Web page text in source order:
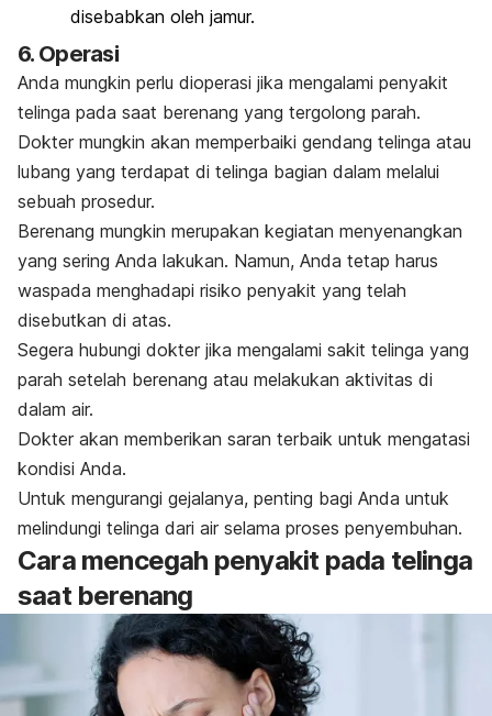
disebabkan oleh jamur.
6. Operasi
Anda mungkin perlu dioperasi jika mengalami penyakit
telinga pada saat berenang yang tergolong parah.
Dokter mungkin akan memperbaiki gendang telinga atau
lubang yang terdapat di telinga bagian dalam melalui
sebuah prosedur.
Berenang mungkin merupakan kegiatan menyenangkan
yang sering Anda lakukan. Namun, Anda tetap harus
waspada menghadapi risiko penyakit yang telah
disebutkan di atas.
Segera hubungi dokter jika mengalami sakit telinga yang
parah setelah berenang atau melakukan aktivitas di
dalam air.
Dokter akan memberikan saran terbaik untuk mengatasi
kondisi Anda.
Untuk mengurangi gejalanya, penting bagi Anda untuk
melindungi telinga dari air selama proses penyembuhan.
Cara mencegah penyakit pada telinga
saat berenang